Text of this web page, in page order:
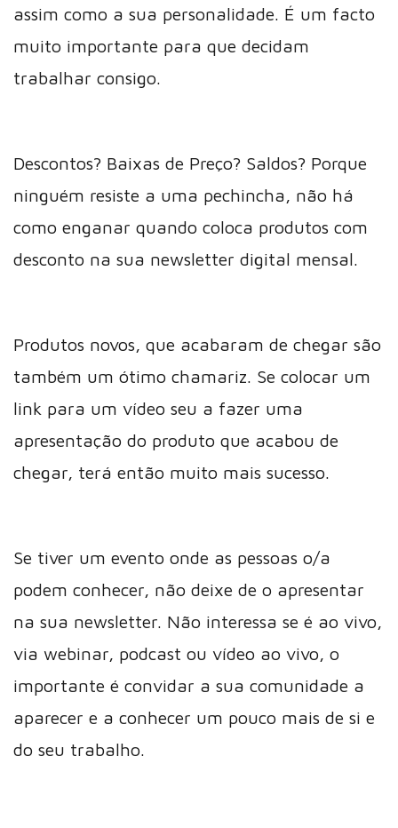
assim como a sua personalidade. É um facto
muito importante para que decidam
trabalhar consigo.
Descontos? Baixas de Preço? Saldos? Porque
ninguém resiste a uma pechincha, não há
como enganar quando coloca produtos com
desconto na sua newsletter digital mensal.
Produtos novos, que acabaram de chegar são
também um ótimo chamariz. Se colocar um
link para um vídeo seu a fazer uma
apresentação do produto que acabou de
chegar, terá então muito mais sucesso.
Se tiver um evento onde as pessoas o/a
podem conhecer, não deixe de o apresentar
na sua newsletter. Não interessa se é ao vivo,
via webinar, podcast ou vídeo ao vivo, o
importante é convidar a sua comunidade a
aparecer e a conhecer um pouco mais de si e
do seu trabalho.